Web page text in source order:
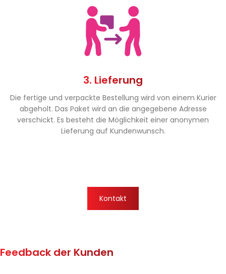
3. Lieferung
Die fertige und verpackte Bestellung wird von einem Kurier
abgeholt. Das Paket wird an die angegebene Adresse
verschickt. Es besteht die Möglichkeit einer anonymen
Lieferung auf Kundenwunsch.
Kontakt
Feedback der Kunden